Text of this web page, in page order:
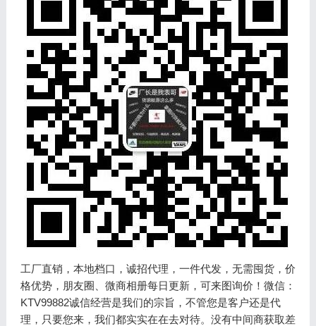
工厂直销，本地档口，诚招代理，一件代发，无需囤货，价
格优势，朋友圈、微商相册每日更新，可来图询价！微信：
KTV99882诚信经营是我们的宗旨，不管您是客户还是代
理，只要您来，我们都实实在在去对待。没有中间商获取差